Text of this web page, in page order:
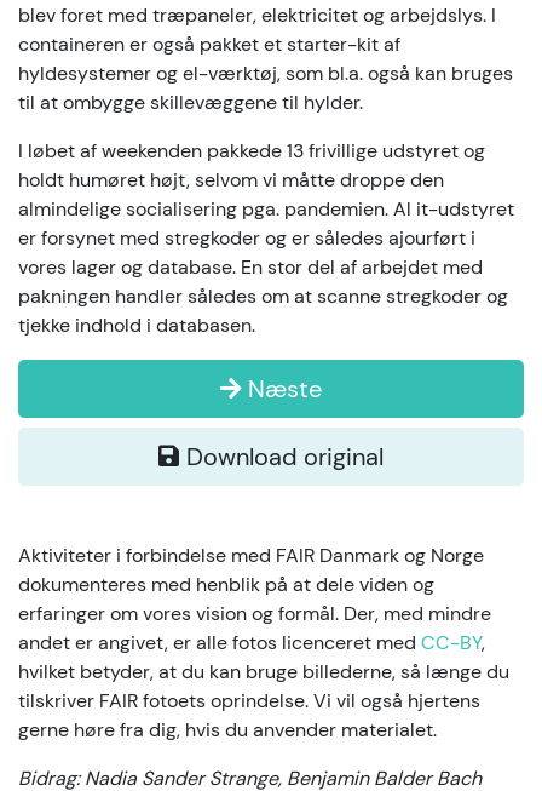
blev foret med træpaneler, elektricitet og arbejdslys. I
containeren er også pakket et starter-kit af
hyldesystemer og el-værktøj, som bl.a. også kan bruges
til at ombygge skillevæggene til hylder.
I løbet af weekenden pakkede 13 frivillige udstyret og
holdt humøret højt, selvom vi måtte droppe den
almindelige socialisering pga. pandemien. Al it-udstyret
er forsynet med stregkoder og er således ajourført i
vores lager og database. En stor del af arbejdet med
pakningen handler således om at scanne stregkoder og
tjekke indhold i databasen.
Næste
Download original
Aktiviteter i forbindelse med FAIR Danmark og Norge
dokumenteres med henblik på at dele viden og
erfaringer om vores vision og formål. Der, med mindre
andet er angivet, er alle fotos licenceret med CC-BY,
hvilket betyder, at du kan bruge billederne, så længe du
tilskriver FAIR fotoets oprindelse. Vi vil også hjertens
gerne høre fra dig, hvis du anvender materialet.
Bidrag: Nadia Sander Strange, Benjamin Balder Bach